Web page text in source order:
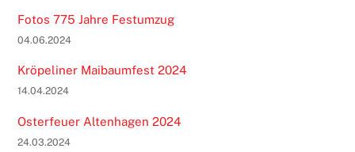
Fotos 775 Jahre Festumzug
04.06.2024
Kröpeliner Maibaumfest 2024
14.04.2024
Osterfeuer Altenhagen 2024
24.03.2024